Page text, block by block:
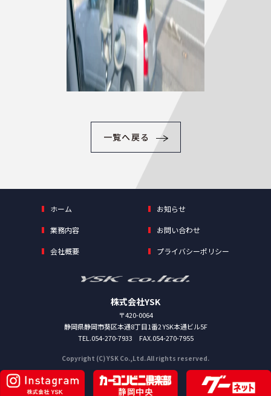
一覧へ戻る
株式会社YSK
〒420-0064
静岡県静岡市葵区本通8丁目1番2 YSK本通ビル5F
TEL.054-270-7933 FAX.054-270-7955
ホーム
業務内容
会社概要
お知らせ
お問い合わせ
プライバシーポリシー
Copyright (C) YSK Co.,Ltd. All rights reserved.